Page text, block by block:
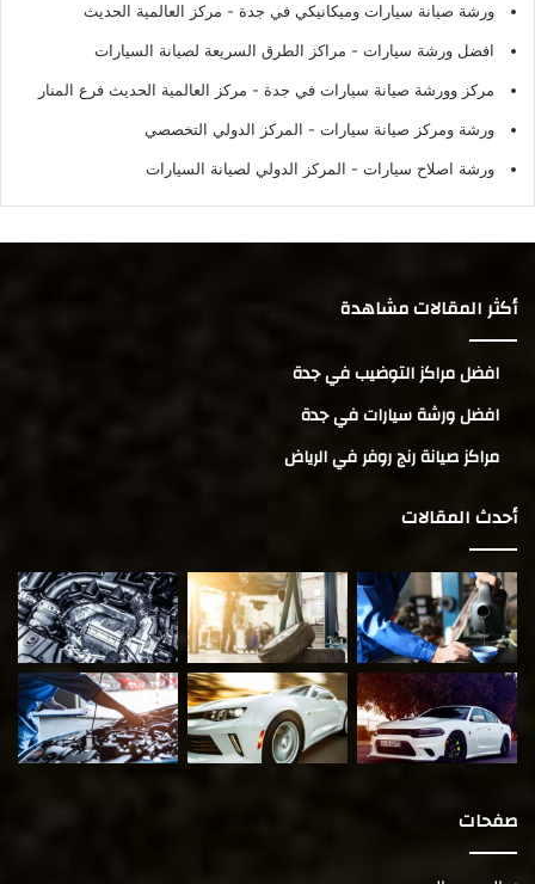
ورشة صيانة سيارات وميكانيكي في جدة - مركز العالمية الحديث
افضل ورشة سيارات - مراكز الطرق السريعة لصيانة السيارات
مركز وورشة صيانة سيارات في جدة - مركز العالمية الحديث فرع المنار
ورشة ومركز صيانة سيارات - المركز الدولي التخصصي
ورشة اصلاح سيارات - المركز الدولي لصيانة السيارات
أكثر المقالات مشاهدة
افضل مراكز التوضيب في جدة
افضل ورشة سيارات في جدة
مراكز صيانة رنج روفر في الرياض
أحدث المقالات
صفحات